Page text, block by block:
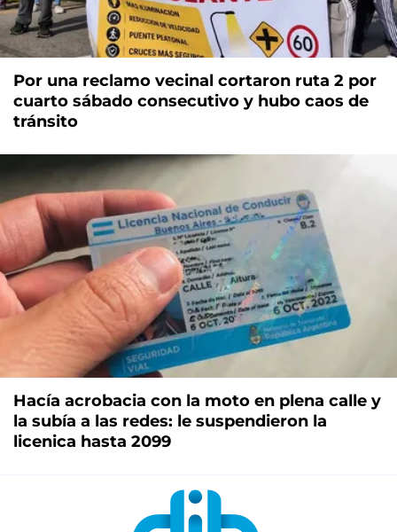
Por una reclamo vecinal cortaron ruta 2 por
cuarto sábado consecutivo y hubo caos de
tránsito
Hacía acrobacia con la moto en plena calle y
la subía a las redes: le suspendieron la
licenica hasta 2099